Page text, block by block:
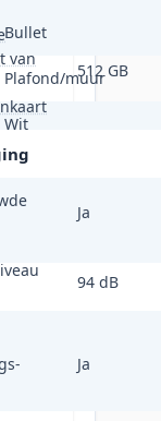
Bullet
Plafond/muur
Wit
Status
van
512 GB
Ja
94 dB
Ja